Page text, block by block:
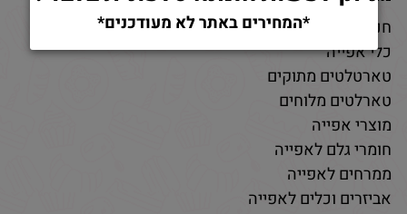
חנות למוצרי אפייה
כלי אפייה
טארטלטים מתוקים
טארלטים מלוחים
מוצרי אפייה
חומרי גלם לאפייה
ממרחים לאפייה
אביזרים וכלים לאפייה
*המחירים באתר לא מעודכנים*